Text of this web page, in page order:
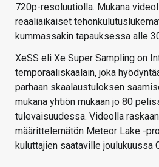
720p-resoluutiolla. Mukana
reaaliaikaiset
kummassakin tapauksessa alle
XeSS eli Xe Super Sampling on
temporaaliskaalain, joka
parhaan skaalaustuloksen
mukana yhtiön mukaan jo 80
tulevaisuudessa. Videolla
määrittelemätön Meteor Lake -
kuluttajien saataville joulukuussa